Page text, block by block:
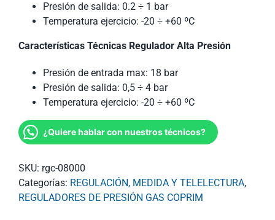
Presión de salida: 0.2 ÷ 1 bar
Temperatura ejercicio: -20 ÷ +60 ºC
Características Técnicas Regulador Alta Presión
Presión de entrada max: 18 bar
Presión de salida: 0,5 ÷ 4 bar
Temperatura ejercicio: -20 ÷ +60 ºC
¿Quiere hablar con nuestros técnicos?
SKU: rgc-08000
Categorías: REGULACIÓN, MEDIDA Y TELELECTURA,
REGULADORES DE PRESIÓN GAS COPRIM